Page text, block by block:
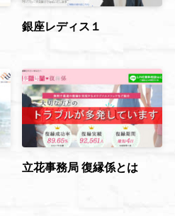
銀座レディス１
立花事務局 復縁係とは